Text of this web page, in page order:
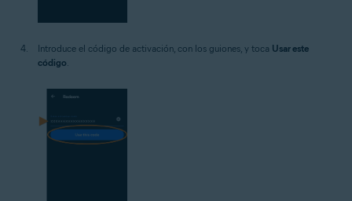
Introduce el código de activación, con los guiones, y toca Usar este
código